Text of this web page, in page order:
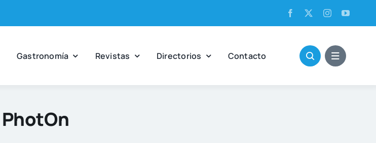
Gas­tro­no­mía Revis­tas Direc­to­rios Con­tac­to
PhotOn